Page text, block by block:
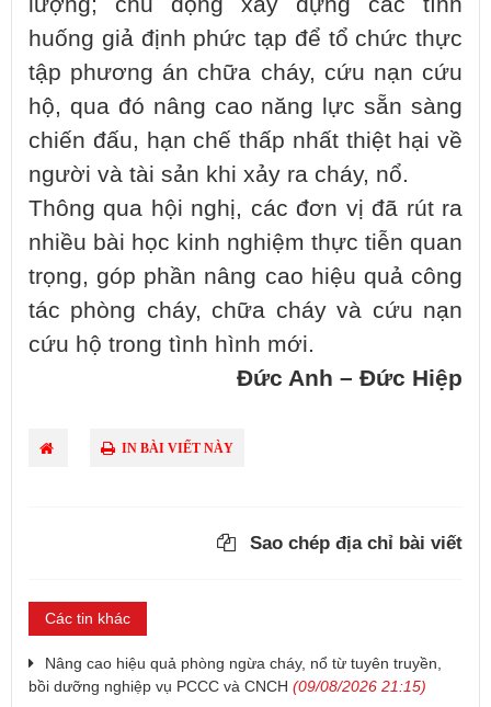
huống giả định phức tạp để tổ chức thực
tập phương án chữa cháy, cứu nạn cứu
hộ, qua đó nâng cao năng lực sẵn sàng
chiến đấu, hạn chế thấp nhất thiệt hại về
người và tài sản khi xảy ra cháy, nổ.
Thông qua hội nghị, các đơn vị đã rút ra
nhiều bài học kinh nghiệm thực tiễn quan
trọng, góp phần nâng cao hiệu quả công
tác phòng cháy, chữa cháy và cứu nạn
cứu hộ trong tình hình mới.
Đức Anh – Đức Hiệp
IN BÀI VIẾT NÀY
Sao chép địa chỉ bài viết
Các tin khác
Nâng cao hiệu quả phòng ngừa cháy, nổ từ tuyên truyền,
bồi dưỡng nghiệp vụ PCCC và CNCH (09/08/2026 21:15)